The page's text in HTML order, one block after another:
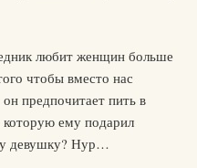
любит женщин больше
чтобы вместо нас
предпочитает пить в
ему подарил
девушку? Нур…